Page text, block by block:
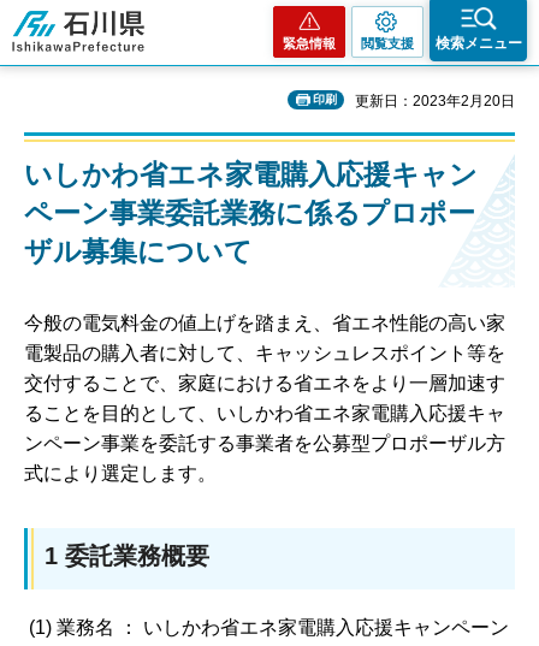
石川県
緊急情報 閲覧支援 検索メニュー
印刷 更新日：2023年2月20日
いしかわ省エネ家電購入応援キャン
ペーン事業委託業務に係るプロポー
ザル募集について
今般の電気料金の値上げを踏まえ、省エネ性能の高い家
電製品の購入者に対して、キャッシュレスポイント等を
交付することで、家庭における省エネをより一層加速す
ることを目的として、いしかわ省エネ家電購入応援キャ
ンペーン事業を委託する事業者を公募型プロポーザル方
式により選定します。
1 委託業務概要
(1) 業務名 ： いしかわ省エネ家電購入応援キャンペーン